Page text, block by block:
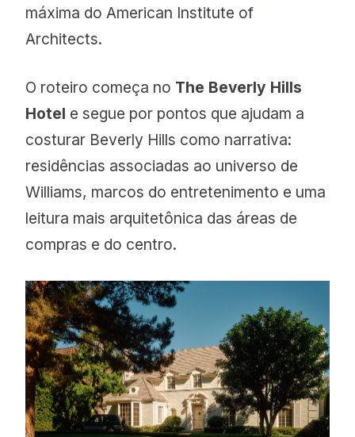
máxima do American Institute of
Architects.
O roteiro começa no The Beverly Hills
Hotel e segue por pontos que ajudam a
costurar Beverly Hills como narrativa:
residências associadas ao universo de
Williams, marcos do entretenimento e uma
leitura mais arquitetônica das áreas de
compras e do centro.